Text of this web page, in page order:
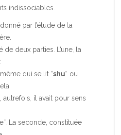
indissociables.
par l’étude de la
deux parties. L’une, la
qui se lit “shu” ou
autrefois, il avait pour sens
La seconde, constituée